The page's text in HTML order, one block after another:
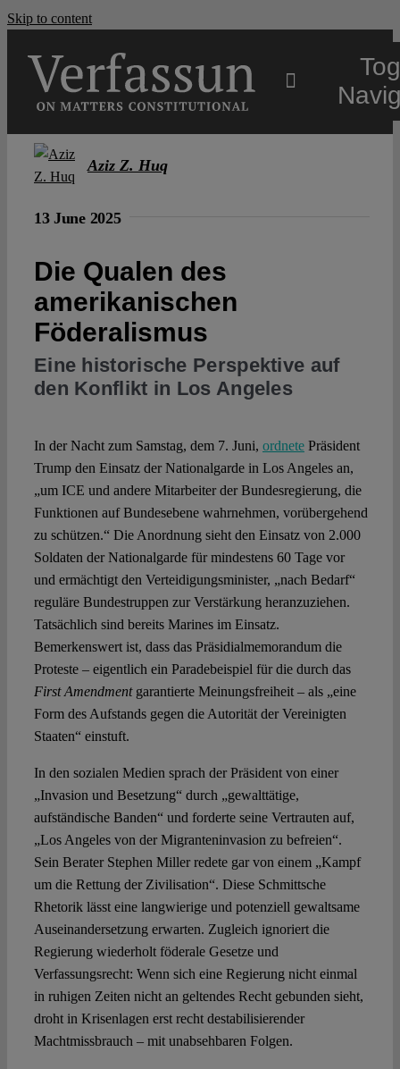
Skip to content
Projects
Open Access
Authors
Spotlight
Aziz Z. Huq
13 June 2025
Die Qualen des
amerikanischen
Föderalismus
Eine historische Perspektive auf
den Konflikt in Los Angeles
In der Nacht zum Samstag, dem 7. Juni, ordnetePräsident
Trump den Einsatz der Nationalgarde in Los Angeles an,
„um ICE und andere Mitarbeiter der Bundesregierung, die
Funktionen auf Bundesebene wahrnehmen, vorübergehend
zu schützen.“ Die Anordnung sieht den Einsatz von 2.000
Soldaten der Nationalgarde für mindestens 60 Tage vor
und ermächtigt den Verteidigungsminister, „nach Bedarf“
reguläre Bundestruppen zur Verstärkung heranzuziehen.
Tatsächlich sind bereits Marines im Einsatz.
Bemerkenswert ist, dass das Präsidialmemorandum die
Proteste – eigentlich ein Paradebeispiel für die durch das
First Amendmentgarantierte Meinungsfreiheit – als „eine
Form des Aufstands gegen die Autorität der Vereinigten
Staaten“ einstuft.
In den sozialen Medien sprach der Präsident von einer
„Invasion und Besetzung“ durch „gewalttätige,
aufständische Banden“ und forderte seine Vertrauten auf,
„Los Angeles von der Migranteninvasion zu befreien“.
Sein Berater Stephen Miller redete gar von einem „Kampf
um die Rettung der Zivilisation“. Diese Schmittsche
Rhetorik lässt eine langwierige und potenziell gewaltsame
Auseinandersetzung erwarten. Zugleich ignoriert die
Regierung wiederholt föderale Gesetze und
Verfassungsrecht: Wenn sich eine Regierung nicht einmal
in ruhigen Zeiten nicht an geltendes Recht gebunden sieht,
droht in Krisenlagen erst recht destabilisierender
Machtmissbrauch – mit unabsehbaren Folgen.